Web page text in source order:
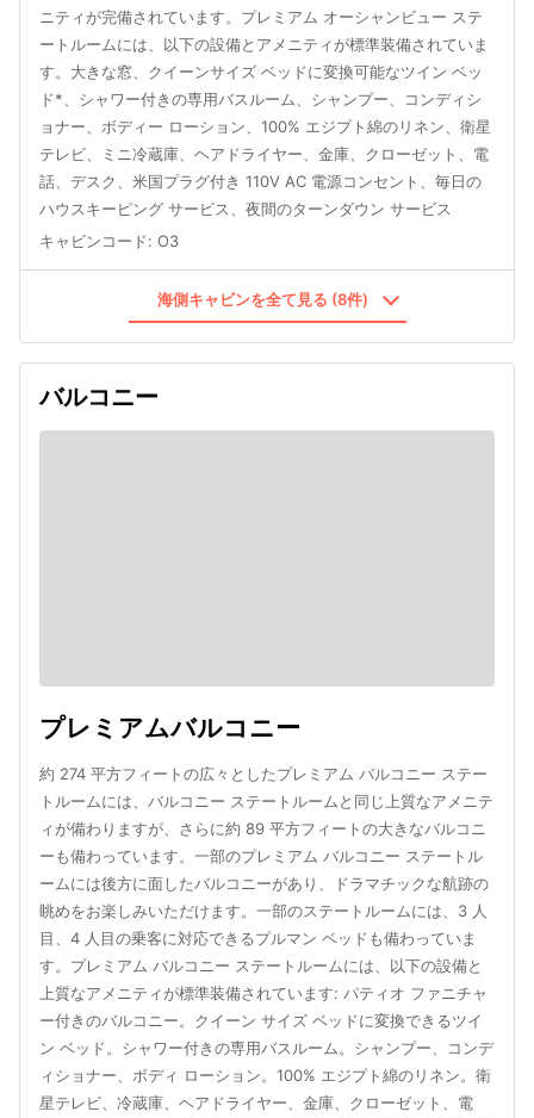
ニティが完備されています。プレミアム オーシャンビュー ステ
ートルームには、以下の設備とアメニティが標準装備されていま
す。大きな窓、クイーンサイズ ベッドに変換可能なツイン ベッ
ド*、シャワー付きの専用バスルーム、シャンプー、コンディシ
ョナー、ボディー ローション、100% エジプト綿のリネン、衛星
テレビ、ミニ冷蔵庫、ヘアドライヤー、金庫、クローゼット、電
話、デスク、米国プラグ付き 110V AC 電源コンセント、毎日の
ハウスキーピング サービス、夜間のターンダウン サービス
キャビンコード: O3
海側キャビンを全て見る (8件)
バルコニー
プレミアムバルコニー
約 274 平方フィートの広々としたプレミアム バルコニー ステー
トルームには、バルコニー ステートルームと同じ上質なアメニテ
ィが備わりますが、さらに約 89 平方フィートの大きなバルコニ
ーも備わっています。一部のプレミアム バルコニー ステートル
ームには後方に面したバルコニーがあり、ドラマチックな航跡の
眺めをお楽しみいただけます。一部のステートルームには、3 人
目、4 人目の乗客に対応できるプルマン ベッドも備わっていま
す。プレミアム バルコニー ステートルームには、以下の設備と
上質なアメニティが標準装備されています: パティオ ファニチャ
ー付きのバルコニー。クイーン サイズ ベッドに変換できるツイ
ン ベッド。シャワー付きの専用バスルーム。シャンプー、コンデ
ィショナー、ボディ ローション。100% エジプト綿のリネン。衛
星テレビ、冷蔵庫、ヘアドライヤー、金庫、クローゼット、電